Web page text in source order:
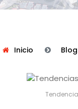
Inicio Blog